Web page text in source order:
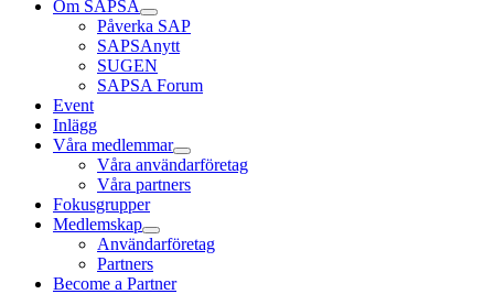
Om SAPSA
Påverka SAP
SAPSAnytt
SUGEN
SAPSA Forum
Event
Inlägg
Våra medlemmar
Våra användarföretag
Våra partners
Fokusgrupper
Medlemskap
Användarföretag
Partners
Become a Partner